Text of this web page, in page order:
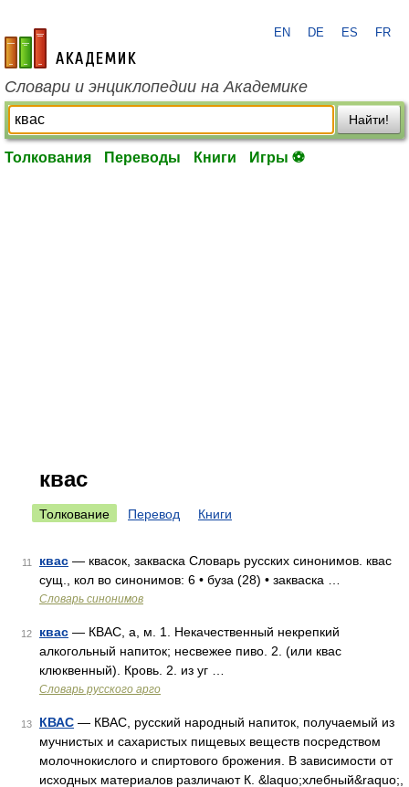
academic.ru
EN DE ES FR
Словари и энциклопедии на Академике
Найти!
Толкования Переводы Книги Игры ⚽
квас
Толкование Перевод Книги
11 квас — квасок, закваска Словарь русских синонимов. квас
сущ., кол во синонимов: 6 • буза (28) • закваска …
Словарь синонимов
12 квас — КВАС, а, м. 1. Некачественный некрепкий
алкогольный напиток; несвежее пиво. 2. (или квас
клюквенный). Кровь. 2. из уг …
Словарь русского арго
13 КВАС — КВАС, русский народный напиток, получаемый из
мучнистых и сахаристых пищевых веществ посредством
молочнокислого и спиртового брожения. В зависимости от
исходных материалов различают К. &laquo;хлебный&raquo;,